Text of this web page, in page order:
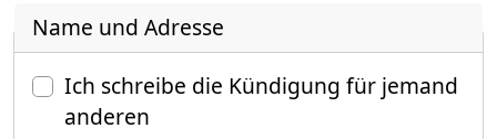
Name und Adresse
Ich schreibe die Kündigung für jemand
anderen